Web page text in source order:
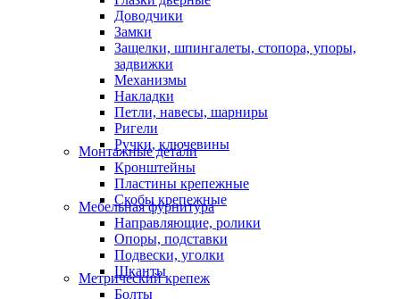
Доводчики
Замки
Защелки, шпингалеты, стопора, упоры,
задвижки
Механизмы
Накладки
Петли, навесы, шарниры
Ригели
Ручки, ключевины
Монтажные детали
Кронштейны
Пластины крепежные
Скобы крепежные
Мебельная фурнитура
Направляющие, ролики
Опоры, подставки
Подвески, уголки
Шканты
Метрический крепеж
Болты